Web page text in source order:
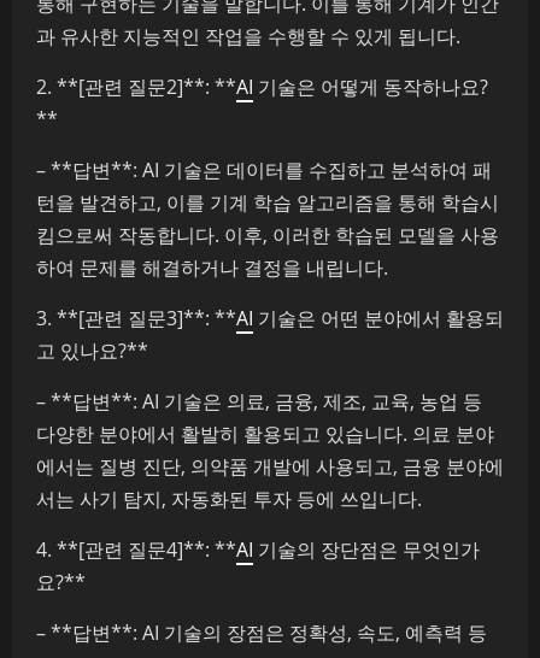
과 유사한 지능적인 작업을 수행할 수 있게 됩니다.
2. **[관련 질문2]**: **AI 기술은 어떻게 동작하나요?
**
– **답변**: AI 기술은 데이터를 수집하고 분석하여 패
턴을 발견하고, 이를 기계 학습 알고리즘을 통해 학습시
킴으로써 작동합니다. 이후, 이러한 학습된 모델을 사용
하여 문제를 해결하거나 결정을 내립니다.
3. **[관련 질문3]**: **AI 기술은 어떤 분야에서 활용되
고 있나요?**
– **답변**: AI 기술은 의료, 금융, 제조, 교육, 농업 등
다양한 분야에서 활발히 활용되고 있습니다. 의료 분야
에서는 질병 진단, 의약품 개발에 사용되고, 금융 분야에
서는 사기 탐지, 자동화된 투자 등에 쓰입니다.
4. **[관련 질문4]**: **AI 기술의 장단점은 무엇인가
요?**
– **답변**: AI 기술의 장점은 정확성, 속도, 예측력 등